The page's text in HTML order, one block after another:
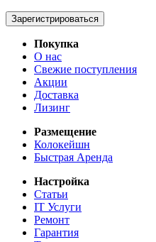
Зарегистрироваться
Покупка
О нас
Свежие поступления
Акции
Доставка
Лизинг
Размещение
Колокейшн
Быстрая Аренда
Настройка
Статьи
IT Услуги
Ремонт
Гарантия